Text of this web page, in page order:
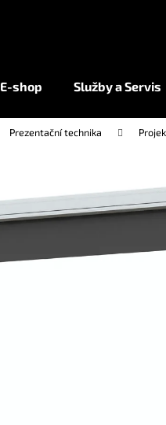
E-shop Služby a Servis
Prezentační technika